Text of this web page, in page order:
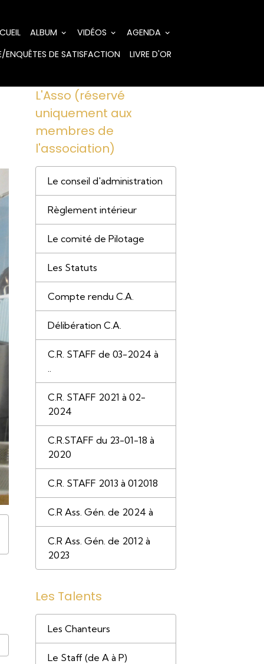
ALBUM VIDÉOS
AGENDA
DE SATISFACTION
LIVRE D'OR
L'Asso (réservé
uniquement aux
membres de
l'association)
Le conseil d'administration
Règlement intérieur
Le comité de Pilotage
Les Statuts
Compte rendu C.A.
Délibération C.A.
C.R. STAFF de 03-2024 à
..
C.R. STAFF 2021 à 02-
2024
C.R.STAFF du 23-01-18 à
2020
C.R. STAFF 2013 à 012018
C.R Ass. Gén. de 2024 à
C.R Ass. Gén. de 2012 à
2023
Les Talents
Les Chanteurs
Le Staff (de A à P)